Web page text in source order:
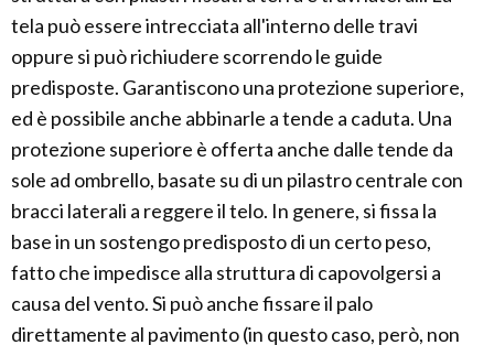
tela può essere intrecciata all'interno delle travi
oppure si può richiudere scorrendo le guide
predisposte. Garantiscono una protezione superiore,
ed è possibile anche abbinarle a tende a caduta. Una
protezione superiore è offerta anche dalle tende da
sole ad ombrello, basate su di un pilastro centrale con
bracci laterali a reggere il telo. In genere, si fissa la
base in un sostengo predisposto di un certo peso,
fatto che impedisce alla struttura di capovolgersi a
causa del vento. Si può anche fissare il palo
direttamente al pavimento (in questo caso, però, non